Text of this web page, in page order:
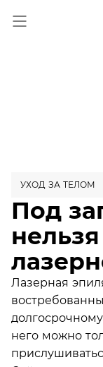
УХОД ЗА ТЕЛОМ
Под
Лазерная
него можно